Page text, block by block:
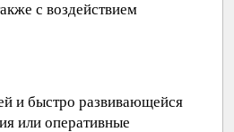
с воздействием
и быстро развивающейся
или оперативные